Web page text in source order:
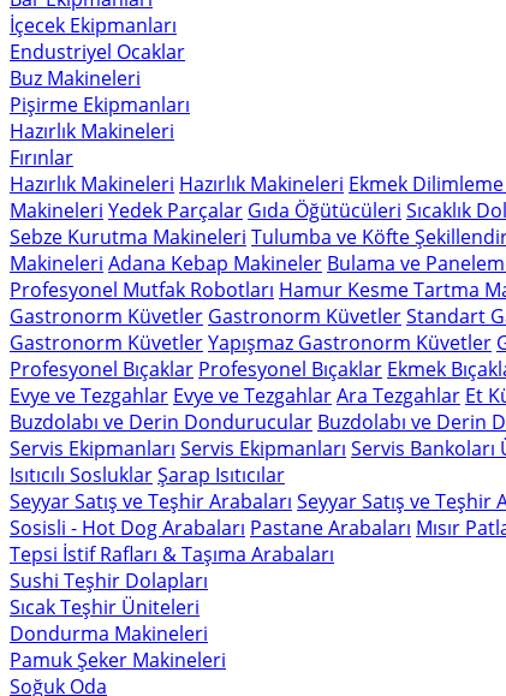
İçecek Ekipmanları
Endustriyel Ocaklar
Buz Makineleri
Pişirme Ekipmanları
Hazırlık Makineleri
Fırınlar
Hazırlık Makineleri Hazırlık Makineleri Ekmek
Makineleri Yedek Parçalar Gıda Öğütücüleri Sıcaklık
Sebze Kurutma Makineleri Tulumba ve Köfte
Makineleri Adana Kebap Makineler Bulama ve
Profesyonel Mutfak Robotları Hamur Kesme Tartma
Gastronorm Küvetler Gastronorm KüvetlerStandart
Gastronorm KüvetlerYapışmaz Gastronorm Küvetler
Profesyonel Bıçaklar Profesyonel Bıçaklar Ekmek
Evye ve Tezgahlar Evye ve TezgahlarAra Tezgahlar Et
Buzdolabı ve Derin Dondurucular Buzdolabı ve Derin
Servis Ekipmanları Servis Ekipmanları Servis Bankoları
Isıtıcılı SosluklarŞarap Isıtıcılar
Seyyar Satış ve Teşhir Arabaları Seyyar Satış ve Teşhir
Sosisli - Hot Dog Arabaları Pastane Arabaları Mısır
Tepsi İstif Rafları & Taşıma Arabaları
Sushi Teşhir Dolapları
Sıcak Teşhir Üniteleri
Dondurma Makineleri
Pamuk Şeker Makineleri
Soğuk Oda